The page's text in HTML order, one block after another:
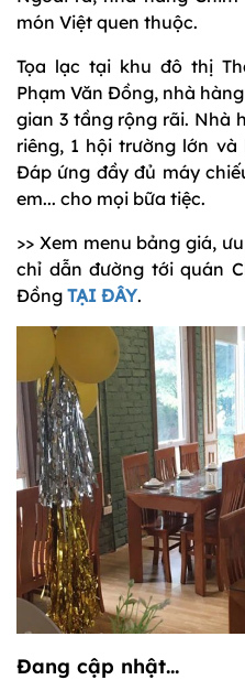
món Việt quen thuộc.
Tọa lạc tại khu đô thị
Phạm Văn Đồng, nhà
gian 3 tầng rộng rãi. Nhà
riêng, 1 hội trường lớn
Đáp ứng đầy đủ máy
em... cho mọi bữa tiệc.
>> Xem menu bảng giá,
chỉ dẫn đường tới quán
Đồng TẠI ĐÂY.
Đang cập nhật...